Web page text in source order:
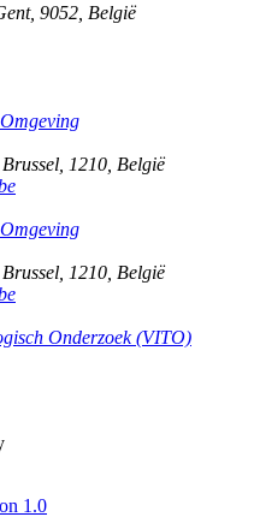
, 9052 België
Brussel 1210 België
Brussel 1210 België
Onderzoek (VITO)
1.0